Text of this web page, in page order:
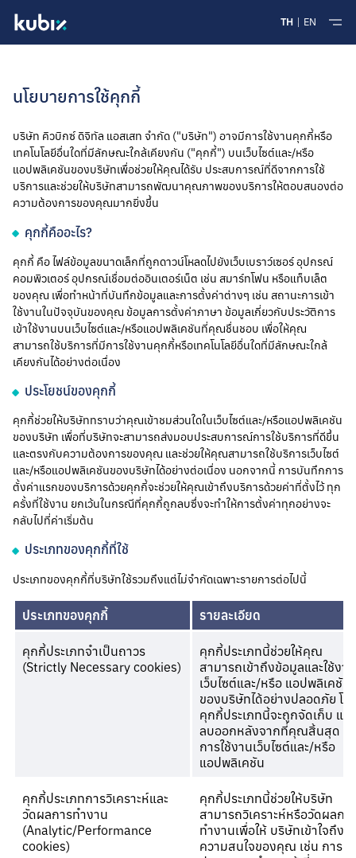
TH EN
นโยบายการใช้คุกกี้
บริษัท คิวบิกซ์ ดิจิทัล แอสเสท จำกัด ("บริษัท") อาจมีการใช้งานคุกกี้หรือ
เทคโนโลยีอื่นใดที่มีลักษณะใกล้เคียงกัน ("คุกกี้") บนเว็บไซต์และ/หรือ
แอปพลิเคชันของบริษัทเพื่อช่วยให้คุณได้รับ ประสบการณ์ที่ดีจากการใช้
บริการและช่วยให้บริษัทสามารถพัฒนาคุณภาพของบริการให้ตอบสนองต่อ
ความต้องการของคุณมากยิ่งขึ้น
คุกกี้คืออะไร?
คุกกี้ คือ ไฟล์ข้อมูลขนาดเล็กที่ถูกดาวน์โหลดไปยังเว็บเบราว์เซอร์ อุปกรณ์
คอมพิวเตอร์ อุปกรณ์เชื่อมต่ออินเตอร์เน็ต เช่น สมาร์ทโฟน หรือแท็บเล็ต
ของคุณ เพื่อทำหน้าที่บันทึกข้อมูลและการตั้งค่าต่างๆ เช่น สถานะการเข้า
ใช้งานในปัจจุบันของคุณ ข้อมูลการตั้งค่าภาษา ข้อมูลเกี่ยวกับประวัติการ
เข้าใช้งานบนเว็บไซต์และ/หรือแอปพลิเคชันที่คุณชื่นชอบ เพื่อให้คุณ
สามารถใช้บริการที่มีการใช้งานคุกกี้หรือเทคโนโลยีอื่นใดที่มีลักษณะใกล้
เคียงกันได้อย่างต่อเนื่อง
ประโยชน์ของคุกกี้
คุกกี้ช่วยให้บริษัททราบว่าคุณเข้าชมส่วนใดในเว็บไซต์และ/หรือแอปพลิเคชัน
ของบริษัท เพื่อที่บริษัทจะสามารถส่งมอบประสบการณ์การใช้บริการที่ดีขึ้น
และตรงกับความต้องการของคุณ และช่วยให้คุณสามารถใช้บริการเว็บไซต์
และ/หรือแอปพลิเคชันของบริษัทได้อย่างต่อเนื่อง นอกจากนี้ การบันทึกการ
ตั้งค่าแรกของบริการด้วยคุกกี้จะช่วยให้คุณเข้าถึงบริการด้วยค่าที่ตั้งไว้ ทุก
ครั้งที่ใช้งาน ยกเว้นในกรณีที่คุกกี้ถูกลบซึ่งจะทำให้การตั้งค่าทุกอย่างจะ
กลับไปที่ค่าเริ่มต้น
ประเภทของคุกกี้ที่ใช้
ประเภทของคุกกี้ที่บริษัทใช้รวมถึงแต่ไม่จำกัดเฉพาะรายการต่อไปนี้
ประเภทของคุกกี้ รายละเอียด
คุกกี้ประเภทจำเป็นถาวร
(Strictly Necessary cookies)
คุกกี้ประเภทนี้ช่วยให้คุณ
สามารถเข้าถึงข้อมูลและใช้งาน
เว็บไซต์และ/หรือ แอปพลิเคชัน
ของบริษัทได้อย่างปลอดภัย โด
คุกกี้ประเภทนี้จะถูกจัดเก็บ และ
ลบออกหลังจากที่คุณสิ้นสุด
การใช้งานเว็บไซต์และ/หรือ
แอปพลิเคชัน
คุกกี้ประเภทการวิเคราะห์และ
วัดผลการทำงาน
(Analytic/Performance
cookies)
คุกกี้ประเภทนี้ช่วยให้บริษัท
สามารถวิเคราะห์หรือวัดผลกา
ทำงานเพื่อให้ บริษัทเข้าใจถึง
ความสนใจของคุณ เช่น การ